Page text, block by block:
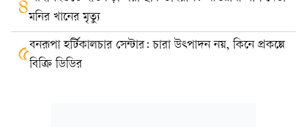
৪মনির খানের মৃত্যু
৫বনরূপা হর্টিকালচার সেন্টার: চারা উৎপাদন নয়, কিনে প্রকল্পে
বিক্রি ডিডির